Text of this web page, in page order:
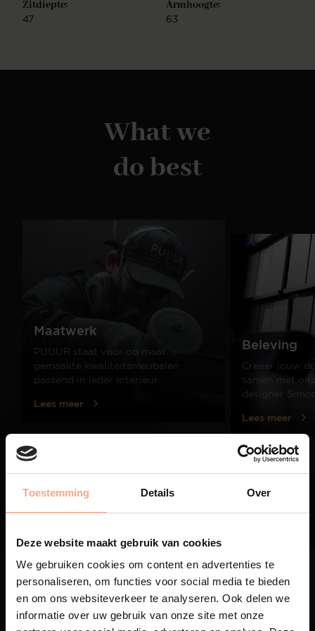
Toestemming Details Over
Deze website maakt gebruik van cookies
We gebruiken cookies om content en advertenties te
personaliseren, om functies voor social media te bieden
en om ons websiteverkeer te analyseren. Ook delen we
informatie over uw gebruik van onze site met onze
Zitdiepte:
47
Armhoogte:
63
What we
do best
Maatwerk
PUUUR staat voor op maat
gemaakte kwaliteitsmeubelen
passend in ieder interieur.
Lees meer
Beleving
Creëer jouw
samen met
designer
Lees meer